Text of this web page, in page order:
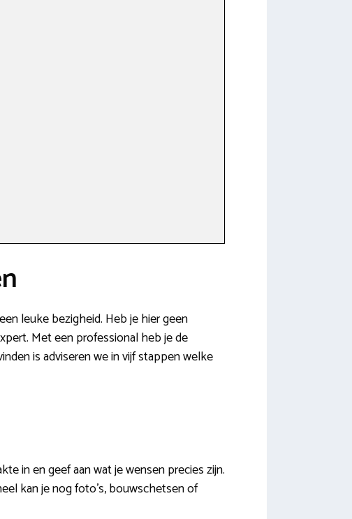
leuke bezigheid. Heb je hier geen
Met een professional heb je de
is adviseren we in vijf stappen welke
in en geef aan wat je wensen precies zijn.
kan je nog foto’s, bouwschetsen of